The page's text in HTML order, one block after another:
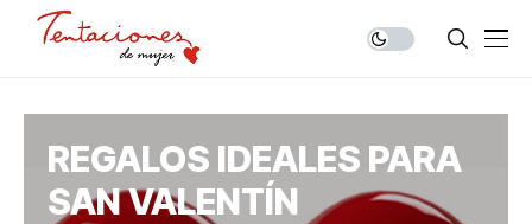
REGALOS IDEALES PARA
SAN VALENTÍN